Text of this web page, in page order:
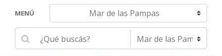
MENÚ Navegar hacia otra localidad
Ingrese su búsqueda Seleccione una localidad